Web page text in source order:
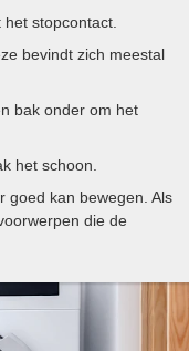
stopcontact.
bevindt zich meestal
bak onder om het
het schoon.
goed kan bewegen. Als
die de